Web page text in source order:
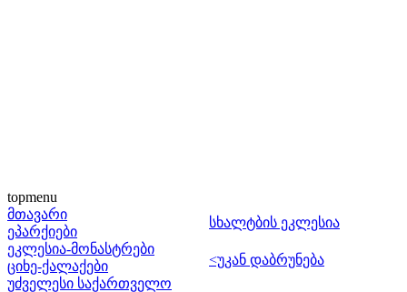
topmenu
მთავარი
ეპარქიები
ეკლესია-მონასტრები
ციხე-ქალაქები
უძველესი საქართველო
სხალტბის ეკლესია
<უკან დაბრუნება